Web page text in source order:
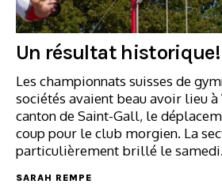
Un résultat historique!
Les championnats suisses de
sociétés avaient beau avoir lieu à
canton de Saint-Gall, le
coup pour le club morgien. La
particulièrement brillé le
SARAH REMPE